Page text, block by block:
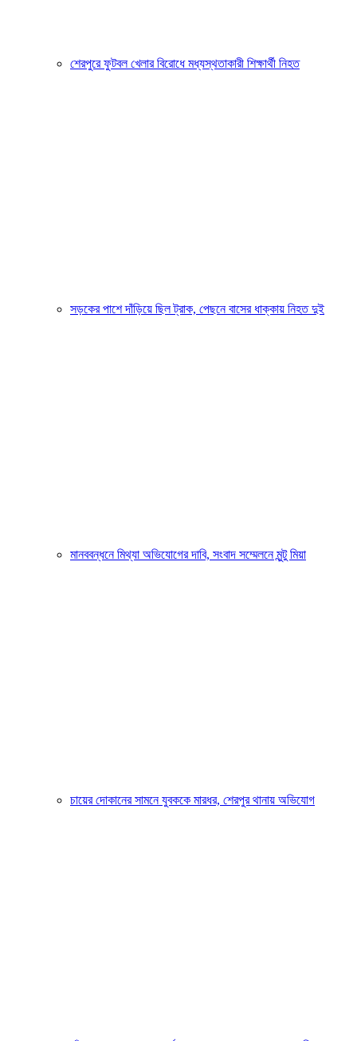
শেরপুরে ফুটবল খেলার বিরোধে মধ্যস্থতাকারী শিক্ষার্থী নিহত
সড়কের পাশে দাঁড়িয়ে ছিল ট্রাক, পেছনে বাসের ধাক্কায় নিহত দুই
মানববন্ধনে মিথ্যা অভিযোগের দাবি, সংবাদ সম্মেলনে মুন্টু মিয়া
চায়ের দোকানের সামনে যুবককে মারধর, শেরপুর থানায় অভিযোগ